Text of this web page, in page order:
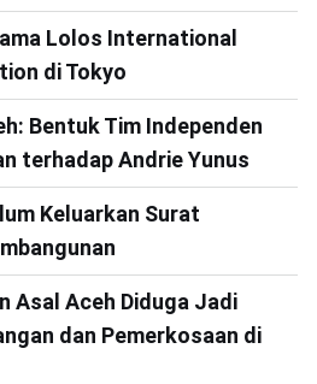
Lolos International
di Tokyo
Bentuk Tim Independen
terhadap Andrie Yunus
Keluarkan Surat
Asal Aceh Diduga Jadi
dan Pemerkosaan di